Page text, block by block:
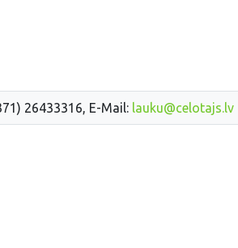
26433316, E-Mail: lauku@celotajs.lv